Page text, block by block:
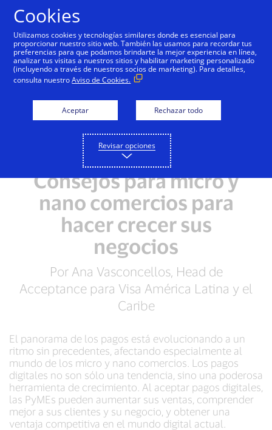
Consejos para micro y
nano comercios para
hacer crecer sus
negocios
Por Ana Vasconcellos, Head de
Acceptance para Visa América Latina y el
Caribe
El panorama de los pagos está evolucionando a un
ritmo sin precedentes, afectando especialmente al
mundo de los micro y nano comercios. Los pagos
digitales no son sólo una tendencia, sino una poderosa
herramienta de crecimiento. Al aceptar pagos digitales,
las PyMEs pueden aumentar sus ventas, comprender
mejor a sus clientes y su negocio, y obtener una
ventaja competitiva en el mundo digital actual.
Cookies
Utilizamos cookies y tecnologías similares donde es esencial para
proporcionar nuestro sitio web. También las usamos para recordar tus
preferencias para que podamos brindarte la mejor experiencia en línea,
analizar tus visitas a nuestros sitios y habilitar marketing personalizado
(incluyendo a través de nuestros socios de marketing). Para detalles,
consulta nuestroAviso de Cookies.
Aceptar Rechazar todo
Revisar opciones